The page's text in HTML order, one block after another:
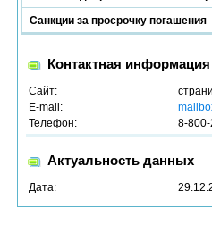
Санкции за просрочку погашения
Контактная информация
Сайт:
E-mail:
Телефон:
8-
Актуальность данных
Дата: